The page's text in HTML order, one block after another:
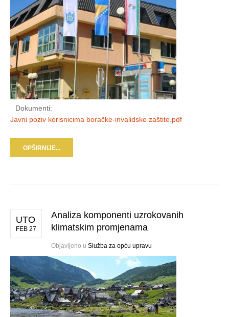
Dokumenti:
Javni poziv korisnicima boračke-invalidske zaštite.pdf
OPŠIRNIJE...
UTO
FEB 27
Analiza komponenti uzrokovanih
klimatskim promjenama
Objavljeno u Služba za opću upravu